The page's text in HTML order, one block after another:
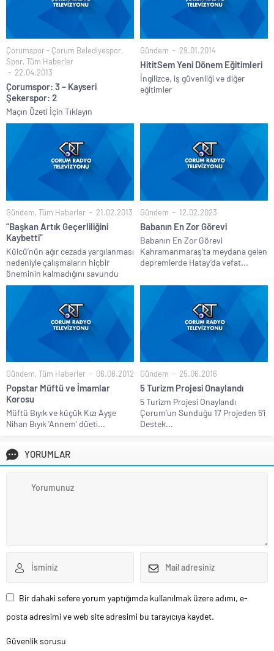
Çorumspor - Çorum Belediyespor,
Spor, Tüm Haberler
22.04.2013
Çorumspor: 3 – Kayseri
Şekerspor: 2
Maçın Özeti İçin Tıklayın
Gündem 29.01.2014
HititSem Yeni Dönem Eğitimleri
İngilizce, iş güvenliği ve diğer
eğitimler
Gündem, Tüm Haberler 21.02.2013
“Başkan Artık Geçerliliğini
Kaybetti”
Külcü’nün ağır cezada yargılanması
nedeniyle çalışmaların hiçbir
öneminin kalmadığını savundu
Gündem 12.02.2023
Babanın En Zor Görevi
Babanın En Zor Görevi
Kahramanmaraş’ta meydana gelen
depremlerde Hatay’da vefat...
Gündem, Tüm Haberler 06.08.2012
Popstar Müftü ve İmamlar
Korosu
Müftü Bıyık ve küçük Kızı Ayşe
Nihan Bıyık 'Annem' düeti...
Gündem 25.06.2016
5 Turizm Projesi Onaylandı
5 Turizm Projesi Onaylandı
Çorum’un Sunduğu 17 Projeden 5’i
Destek...
YORUMLAR
Bir dahaki sefere yorum yaptığımda kullanılmak üzere adımı, e-
posta adresimi ve web site adresimi bu tarayıcıya kaydet.
Güvenlik sorusu